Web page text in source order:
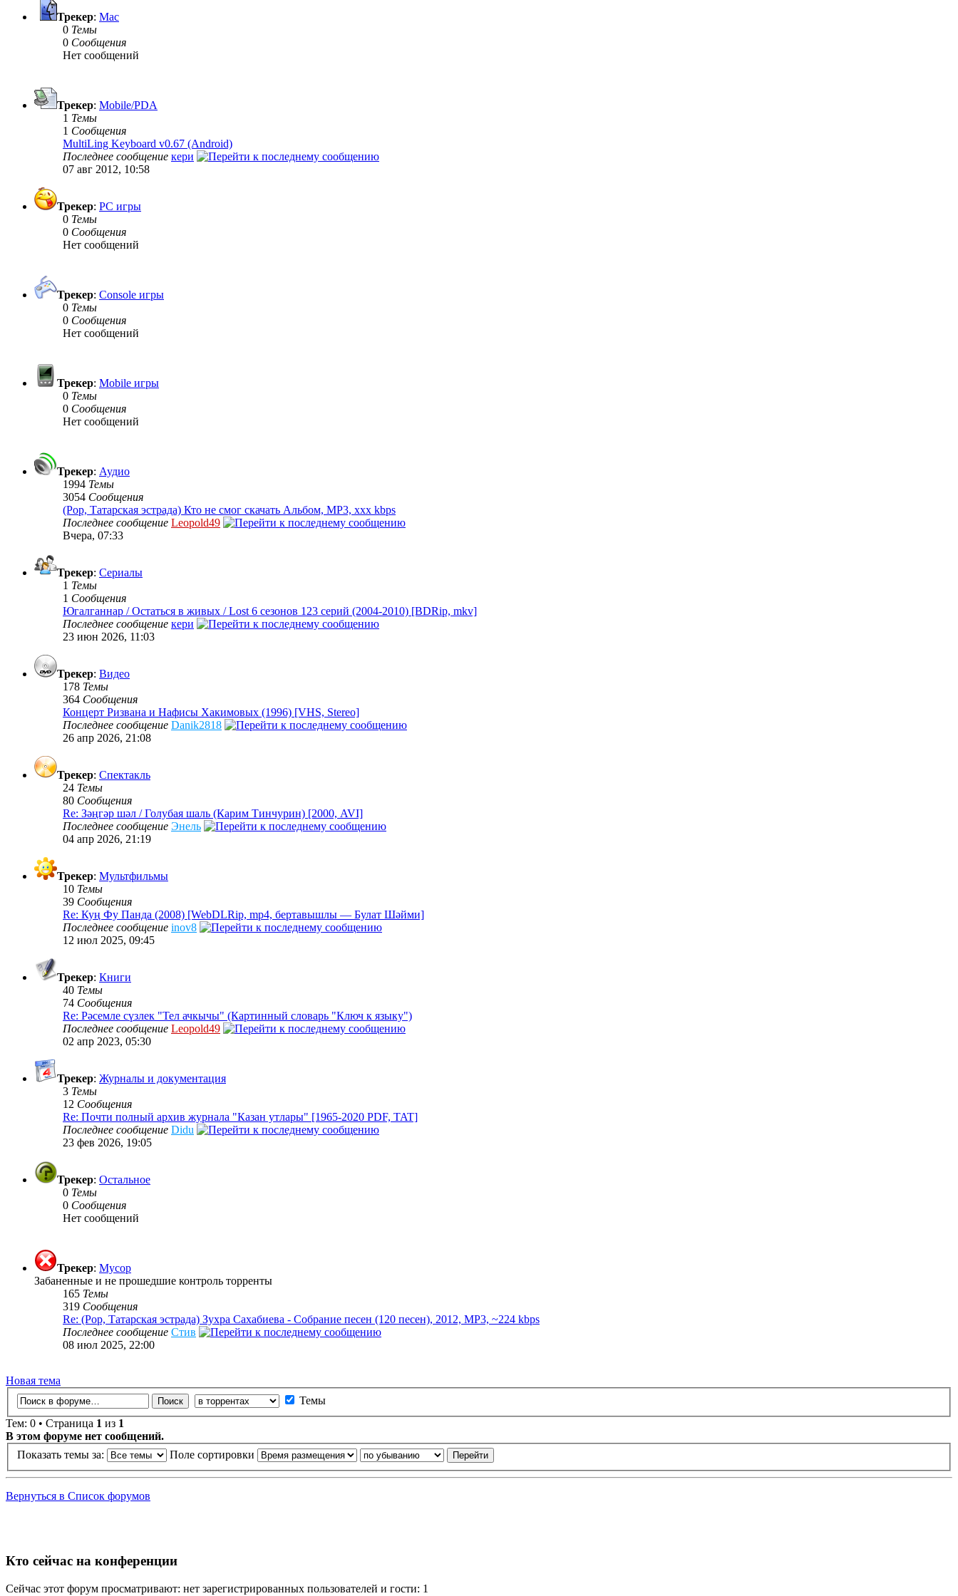
Трекер: Mac
0 Темы
0 Сообщения
Нет сообщений
Трекер: Mobile/PDA
1 Темы
1 Сообщения
MultiLing Keyboard v0.67 (Android)
Последнее сообщение кери
07 авг 2012, 10:58
Трекер: PC игры
0 Темы
0 Сообщения
Нет сообщений
Трекер: Console игры
0 Темы
0 Сообщения
Нет сообщений
Трекер: Mobile игры
0 Темы
0 Сообщения
Нет сообщений
Трекер: Аудио
1994 Темы
3054 Сообщения
(Pop, Татарская эстрада) Кто не смог скачать Альбом, MP3, xxx kbps
Последнее сообщение Leopold49
Вчера, 07:33
Трекер: Сериалы
1 Темы
1 Сообщения
Югалганнар / Остаться в живых / Lost 6 сезонов 123 серий (2004-2010) [BDRip, mkv]
Последнее сообщение кери
23 июн 2026, 11:03
Трекер: Видео
178 Темы
364 Сообщения
Концерт Ризвана и Нафисы Хакимовых (1996) [VHS, Stereo]
Последнее сообщение Danik2818
26 апр 2026, 21:08
Трекер: Спектакль
24 Темы
80 Сообщения
Re: Зәңгәр шәл / Голубая шаль (Карим Тинчурин) [2000, AVI]
Последнее сообщение Энель
04 апр 2026, 21:19
Трекер: Мультфильмы
10 Темы
39 Сообщения
Re: Куң Фу Панда (2008) [WebDLRip, mp4, бертавышлы — Булат Шәйми]
Последнее сообщение inov8
12 июл 2025, 09:45
Трекер: Книги
40 Темы
74 Сообщения
Re: Рәсемле сүзлек "Тел ачкычы" (Картинный словарь "Ключ к языку")
Последнее сообщение Leopold49
02 апр 2023, 05:30
Трекер: Журналы и документация
3 Темы
12 Сообщения
Re: Почти полный архив журнала "Казан утлары" [1965-2020 PDF, TAT]
Последнее сообщение Didu
23 фев 2026, 19:05
Трекер: Остальное
0 Темы
0 Сообщения
Нет сообщений
Трекер: Мусор
Забаненные и не прошедшие контроль торренты
165 Темы
319 Сообщения
Re: (Pop, Татарская эстрада) Зухра Сахабиева - Собрание песен (120 песен), 2012, MP3, ~224 kbps
Последнее сообщение Стив
08 июл 2025, 22:00
Новая тема
Темы
Тем: 0 • Страница 1 из 1
В этом форуме нет сообщений.
Показать темы за:
Поле сортировки
Вернуться в Список форумов
Кто сейчас на конференции
Сейчас этот форум просматривают: нет зарегистрированных пользователей и гости: 1